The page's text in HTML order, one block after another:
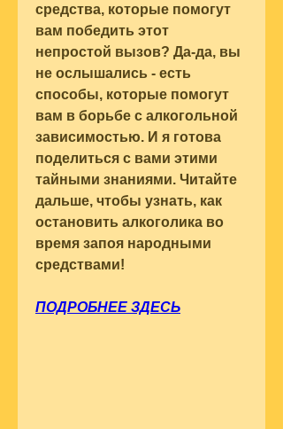
средства, которые помогут
вам победить этот
непростой вызов? Да-да, вы
не ослышались - есть
способы, которые помогут
вам в борьбе с алкогольной
зависимостью. И я готова
поделиться с вами этими
тайными знаниями. Читайте
дальше, чтобы узнать, как
остановить алкоголика во
время запоя народными
средствами!
ПОДРОБНЕЕ ЗДЕСЬ